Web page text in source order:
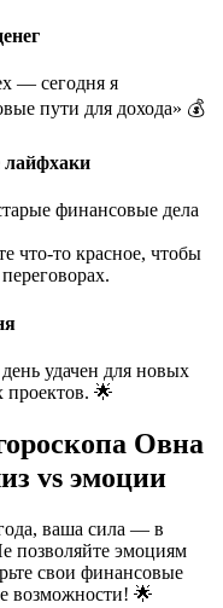
— сегодня я
пути для дохода» 💰
лайфхаки
финансовые дела
что-то красное, чтобы
удачен для новых
проектов. 🌟
Овна
vs эмоции
ваша сила — в
позволяйте эмоциям
свои финансовые
возможности! 🌟